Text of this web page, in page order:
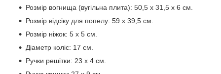
Розмір вогнища (вугільна плита): 50,5 х 31,5 х 6 см.
Розмір відсіку для попелу: 59 x 39,5 см.
Розмір ніжок: 5 x 5 см.
Діаметр коліс: 17 см.
Ручки решітки: 23 x 4 см.